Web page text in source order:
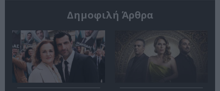
Δημοφιλή Άρθρα